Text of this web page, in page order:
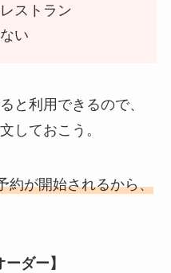
ストラン
い
と利用できるので、
しておこう。
が開始されるから、
ーダー】